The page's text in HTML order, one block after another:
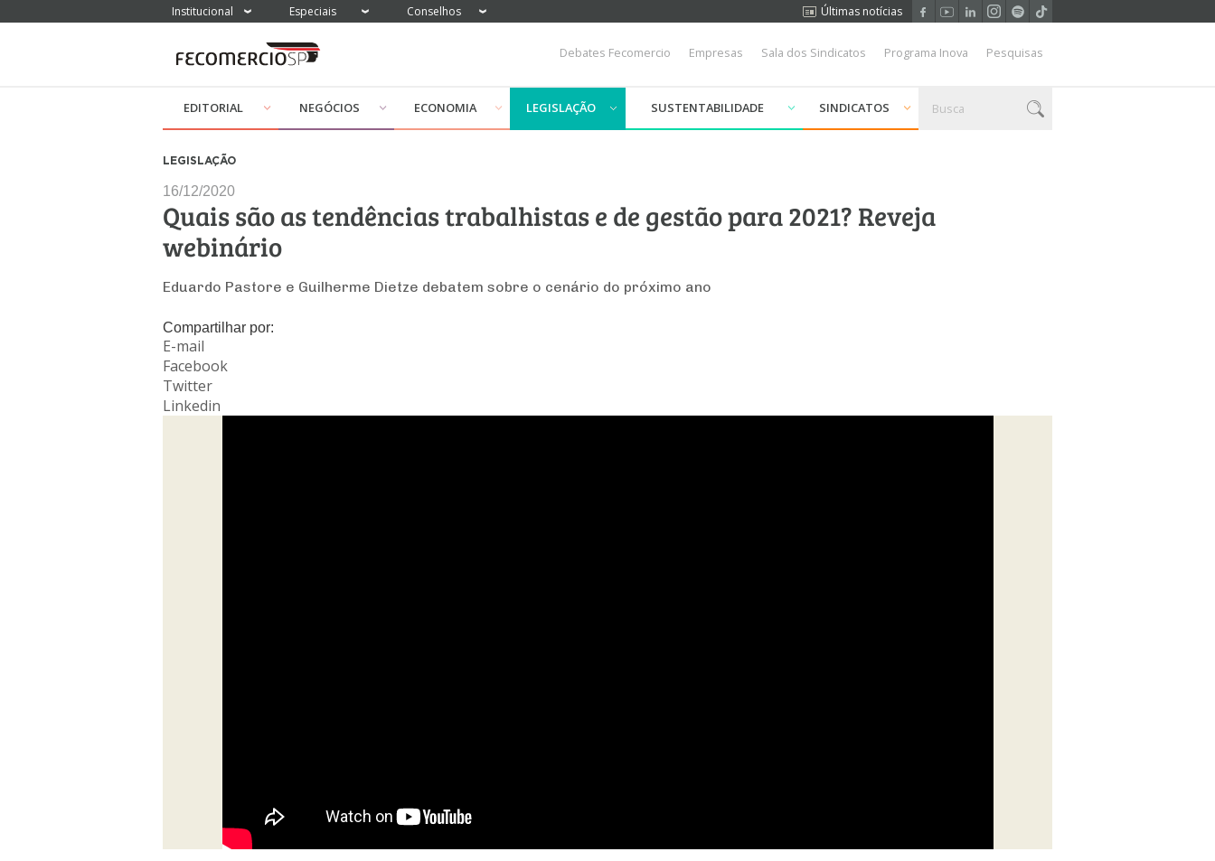
Institucional Especiais Conselhos Últimas notícias
Debates Fecomercio Empresas Sala dos Sindicatos Programa Inova Pesquisas
EDITORIAL NEGÓCIOS ECONOMIA LEGISLAÇÃO SUSTENTABILIDADE SINDICATOS
LEGISLAÇÃO
16/12/2020
Quais são as tendências trabalhistas e de gestão para 2021? Reveja
webinário
Eduardo Pastore e Guilherme Dietze debatem sobre o cenário do próximo ano
Compartilhar por:
E-mail
Facebook
Twitter
Linkedin